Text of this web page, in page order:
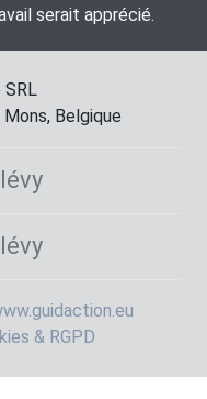
serait apprécié.
SRL
Belgique
& RGPD